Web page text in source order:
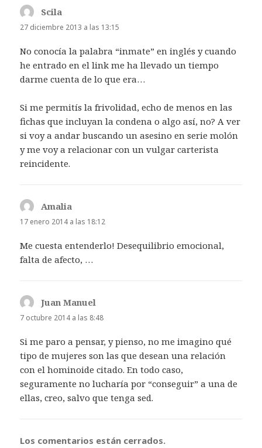
Scila
27 diciembre 2013 a las 13:15
No conocía la palabra “inmate” en inglés y cuando
he entrado en el link me ha llevado un tiempo
darme cuenta de lo que era…
Si me permitís la frivolidad, echo de menos en las
fichas que incluyan la condena o algo así, no? A ver
si voy a andar buscando un asesino en serie molón
y me voy a relacionar con un vulgar carterista
reincidente.
Amalia
17 enero 2014 a las 18:12
Me cuesta entenderlo! Desequilibrio emocional,
falta de afecto, …
Juan Manuel
7 octubre 2014 a las 8:48
Si me paro a pensar, y pienso, no me imagino qué
tipo de mujeres son las que desean una relación
con el hominoide citado. En todo caso,
seguramente no lucharía por “conseguir” a una de
ellas, creo, salvo que tenga sed.
Los comentarios están cerrados.